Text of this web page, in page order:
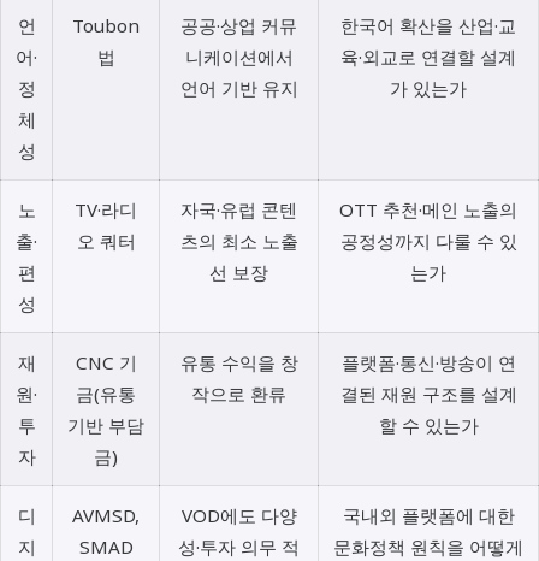
언
어·
정
체
성
Toubon
법
공공·상업 커뮤
니케이션에서
언어 기반 유지
한국어 확산을 산업·교
육·외교로 연결할 설계
가 있는가
노
출·
편
성
TV·라디
오 쿼터
자국·유럽 콘텐
츠의 최소 노출
선 보장
OTT 추천·메인 노출의
공정성까지 다룰 수 있
는가
재
원·
투
자
CNC 기
금(유통
기반 부담
금)
유통 수익을 창
작으로 환류
플랫폼·통신·방송이 연
결된 재원 구조를 설계
할 수 있는가
디
지
AVMSD,
SMAD
VOD에도 다양
성·투자 의무 적
국내외 플랫폼에 대한
문화정책 원칙을 어떻게